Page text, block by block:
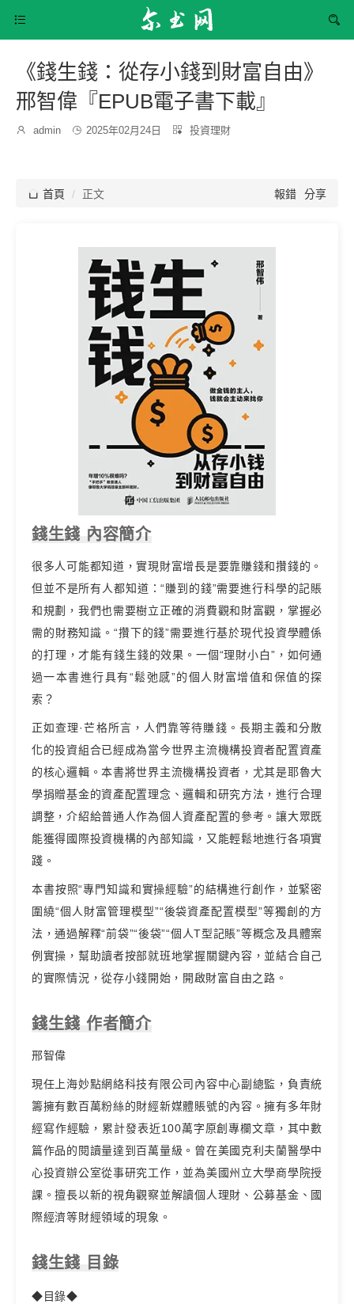


《錢生錢：從存小錢到財富自由》
邢智偉『EPUB電子書下載』

博
admin  發
2025年02月24日 
分
投資理財
 首頁 正文 報錯 分享
錢生錢 內容簡介
很多人可能都知道，實現財富增長是要靠賺錢和攢錢的。
但並不是所有人都知道：“賺到的錢”需要進行科學的記賬
和規劃，我們也需要樹立正確的消費觀和財富觀，掌握必
需的財務知識。“攢下的錢”需要進行基於現代投資學體係
的打理，才能有錢生錢的效果。一個“理財小白”，如何通
過一本書進行具有“鬆弛感”的個人財富增值和保值的探
索？
正如查理·芒格所言，人們靠等待賺錢。長期主義和分散
化的投資組合已經成為當今世界主流機構投資者配置資產
的核心邏輯。本書將世界主流機構投資者，尤其是耶魯大
學捐贈基金的資產配置理念、邏輯和研究方法，進行合理
調整，介紹給普通人作為個人資產配置的參考。讓大眾既
能獲得國際投資機構的內部知識，又能輕鬆地進行各項實
踐。
本書按照“專門知識和實操經驗”的結構進行創作，並緊密
圍繞“個人財富管理模型”“後袋資產配置模型”等獨創的方
法，通過解釋“前袋”“後袋”“個人T型記賬”等概念及具體案
例實操，幫助讀者按部就班地掌握關鍵內容，並結合自己
的實際情況，從存小錢開始，開啟財富自由之路。
錢生錢 作者簡介
邢智偉
現任上海妙點網絡科技有限公司內容中心副總監，負責統
籌擁有數百萬粉絲的財經新媒體賬號的內容。擁有多年財
經寫作經驗，累計發表近100萬字原創專欄文章，其中數
篇作品的閱讀量達到百萬量級。曾在美國克利夫蘭醫學中
心投資辦公室從事研究工作，並為美國州立大學商學院授
課。擅長以新的視角觀察並解讀個人理財、公募基金、國
際經濟等財經領域的現象。
錢生錢 目錄
◆目錄◆